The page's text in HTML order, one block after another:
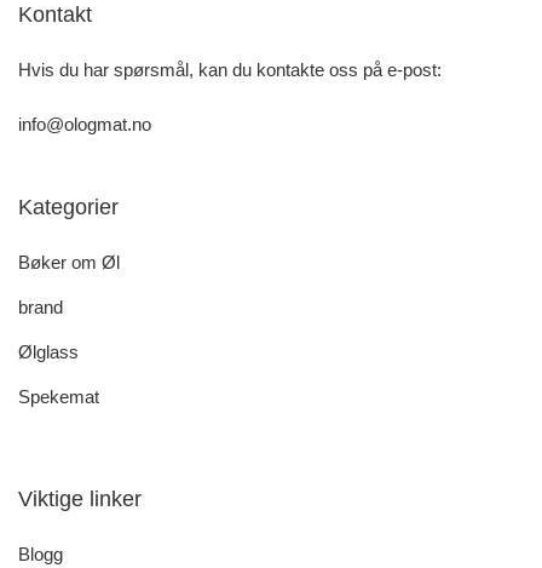
Kontakt
Hvis du har spørsmål, kan du kontakte oss på e-post:
info@ologmat.no
Kategorier
Bøker om Øl
brand
Ølglass
Spekemat
Viktige linker
Blogg